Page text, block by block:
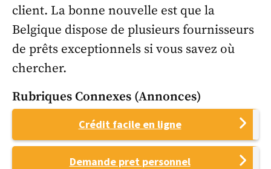
client. La bonne nouvelle est que la
Belgique dispose de plusieurs fournisseurs
de prêts exceptionnels si vous savez où
chercher.
Rubriques Connexes (annonces)
Crédit facile en ligne
Demande pret personnel